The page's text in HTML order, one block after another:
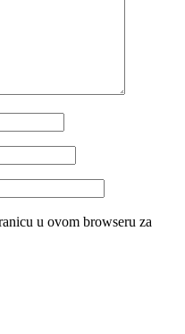
u ovom browseru za